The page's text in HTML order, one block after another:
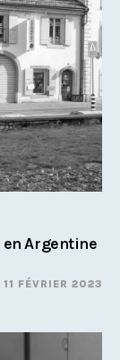
Argentine
11 FÉVRIER 2023